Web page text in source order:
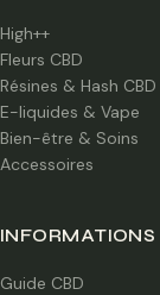
High++
Fleurs CBD
Résines & Hash CBD
E-liquides & Vape
Bien-être & Soins
Accessoires
INFORMATIONS
Guide CBD